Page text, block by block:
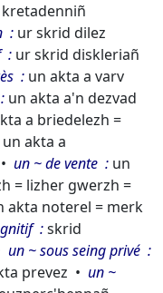
ur skrid dilez
ur skrid diskleriañ
un akta a varv
un akta a'n dezvad
a briedelezh =
un akta a
un ~ de vente
un
= lizher gwerzh =
akta noterel = merk
skrid
un ~ sous seing privé
prevez
un ~